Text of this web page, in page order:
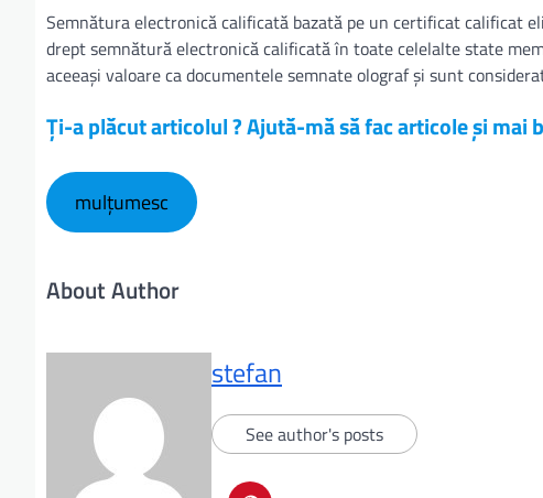
Semnătura electronică calificată bazată pe un certificat calificat
drept semnătură electronică calificată în toate celelalte state
aceeași valoare ca documentele semnate olograf și sunt
Ți-a plăcut articolul ? Ajută-mă să fac articole și mai
mulțumesc
About Author
stefan
See author's posts